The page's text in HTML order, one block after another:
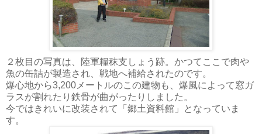
２枚目の写真は、陸軍糧秣支しょう跡。かつてここで肉や
魚の缶詰が製造され、戦地へ補給されたのです。
爆心地から3,200メートルのこの建物も、爆風によって窓ガ
ラスが割れたり鉄骨が曲がったりしました。
今ではきれいに改装されて「郷土資料館」となっていま
す。